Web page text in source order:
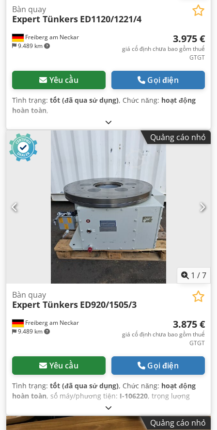
Freiberg am Neckar
9.489 km
Bàn quay
Expert Tünkers ED1120/1221/4
3.975 €
giá cố định chưa bao gồm thuế
GTGT
Yêu cầu Gọi điện
Tình trạng: tốt (đã qua sử dụng), Chức năng: hoạt động
hoàn toàn,
Quảng cáo nhỏ
1 /7
Freiberg am Neckar
9.489 km
Bàn quay
Expert Tünkers ED920/1505/3
3.875 €
giá cố định chưa bao gồm thuế
GTGT
Yêu cầu Gọi điện
Tình trạng: tốt (đã qua sử dụng), Chức năng: hoạt động
hoàn toàn, số máy/phương tiện: I-106220, trọng lượng
Quảng cáo nhỏ